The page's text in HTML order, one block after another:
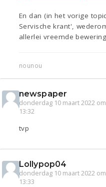
En dan (in het vorige
Servische krant',
allerlei vreemde
nounou
newspaper
donderdag 10 maart 2022 om
13:32
tvp
Lollypop04
donderdag 10 maart 2022 om
13:33